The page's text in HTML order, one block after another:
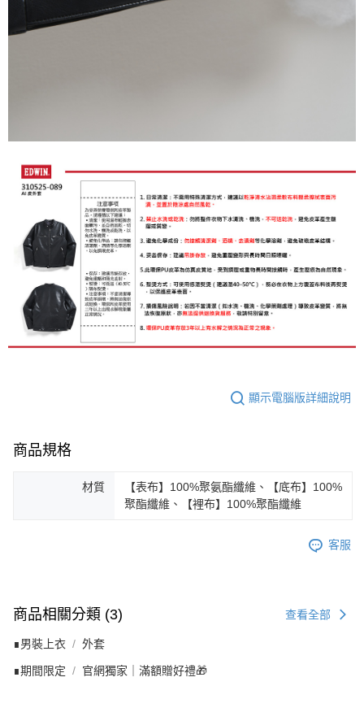
顯示電腦版詳細說明
商品規格
材質
【表布】100%聚氨酯纖維、【底布】100%
聚酯纖維、【裡布】100%聚酯纖維
客服
商品相關分類 (3) 查看全部
∎男裝上衣 外套
∎期間限定 官網獨家｜滿額贈好禮🎁